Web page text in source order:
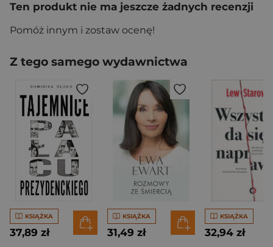
Ten produkt nie ma jeszcze żadnych recenzji
Pomóż innym i zostaw ocenę!
Z tego samego wydawnictwa
KSIĄŻKA
37,89 zł
KSIĄŻKA
31,49 zł
KSIĄŻKA
32,94 zł